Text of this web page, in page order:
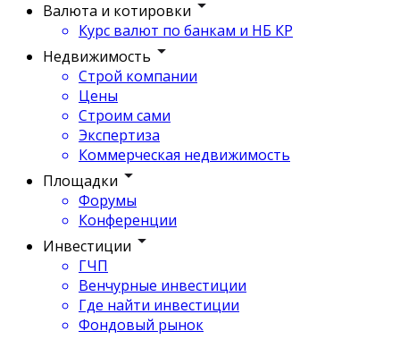
Валюта и котировки
Курс валют по банкам и НБ КР
Недвижимость
Строй компании
Цены
Строим сами
Экспертиза
Коммерческая недвижимость
Площадки
Форумы
Конференции
Инвестиции
ГЧП
Венчурные инвестиции
Где найти инвестиции
Фондовый рынок